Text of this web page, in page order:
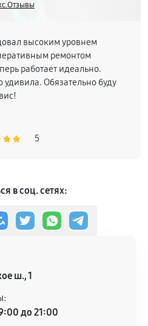
высоким уровнем
ремонтом
работает идеально.
удивила. Обязательно буду
5
в соц. сетях:
ш., 1
до 21:00